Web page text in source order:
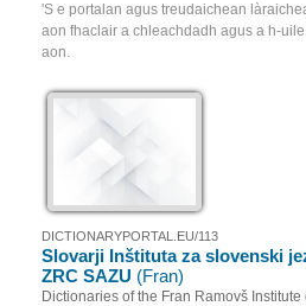
'S e portalan agus treudaichean
aon fhaclair a chleachdadh agus a h-
aon.
DICTIONARYPORTAL.EU/113
Slovarji Inštituta za slovenski
ZRC SAZU (Fran)
Dictionaries of the Fran Ramovš